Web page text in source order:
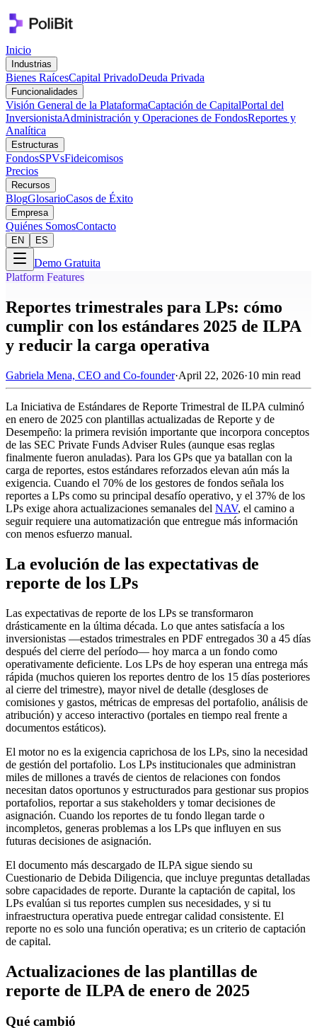
Inicio
Industrias
Bienes RaícesCapital PrivadoDeuda Privada
Funcionalidades
Visión General de la PlataformaCaptación de CapitalPortal del
InversionistaAdministración y Operaciones de FondosReportes y
Analítica
Estructuras
FondosSPVsFideicomisos
Precios
Recursos
BlogGlosarioCasos de Éxito
Empresa
Quiénes SomosContacto
EN ES
Demo Gratuita
Platform Features
Reportes trimestrales para LPs: cómo
cumplir con los estándares 2025 de ILPA
y reducir la carga operativa
Gabriela Mena, CEO and Co-founder·April 22, 2026·10 min read
La Iniciativa de Estándares de Reporte Trimestral de ILPA culminó
en enero de 2025 con plantillas actualizadas de Reporte y de
Desempeño: la primera revisión importante que incorpora conceptos
de las SEC Private Funds Adviser Rules (aunque esas reglas
finalmente fueron anuladas). Para los GPs que ya batallan con la
carga de reportes, estos estándares reforzados elevan aún más la
exigencia. Cuando el 70% de los gestores de fondos señala los
reportes a LPs como su principal desafío operativo, y el 37% de los
LPs exige ahora actualizaciones semanales del NAV, el camino a
seguir requiere una automatización que entregue más información
con menos esfuerzo manual.
La evolución de las expectativas de
reporte de los LPs
Las expectativas de reporte de los LPs se transformaron
drásticamente en la última década. Lo que antes satisfacía a los
inversionistas —estados trimestrales en PDF entregados 30 a 45 días
después del cierre del período— hoy marca a un fondo como
operativamente deficiente. Los LPs de hoy esperan una entrega más
rápida (muchos quieren los reportes dentro de los 15 días posteriores
al cierre del trimestre), mayor nivel de detalle (desgloses de
comisiones y gastos, métricas de empresas del portafolio, análisis de
atribución) y acceso interactivo (portales en tiempo real frente a
documentos estáticos).
El motor no es la exigencia caprichosa de los LPs, sino la necesidad
de gestión del portafolio. Los LPs institucionales que administran
miles de millones a través de cientos de relaciones con fondos
necesitan datos oportunos y estructurados para gestionar sus propios
portafolios, reportar a sus stakeholders y tomar decisiones de
asignación. Cuando los reportes de tu fondo llegan tarde o
incompletos, generas problemas a los LPs que influyen en sus
futuras decisiones de asignación.
El documento más descargado de ILPA sigue siendo su
Cuestionario de Debida Diligencia, que incluye preguntas detalladas
sobre capacidades de reporte. Durante la captación de capital, los
LPs evalúan si tus reportes cumplen sus necesidades, y si tu
infraestructura operativa puede entregar calidad consistente. El
reporte no es solo una función operativa; es un criterio de captación
de capital.
Actualizaciones de las plantillas de
reporte de ILPA de enero de 2025
Qué cambió